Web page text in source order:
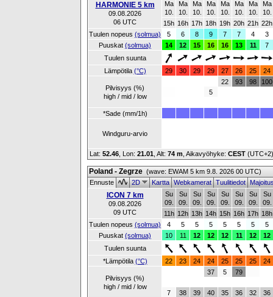
HARMONIE 5 km
09.08.2026
06 UTC
Ma
10.
Ma
10.
Ma
10.
Ma
10.
Ma
10.
Ma
10.
Ma
10.
Ma
10.
15h 16h 17h 18h 19h 20h 21h 22h
Tuulen nopeus (solmua) 5 6 8 9 7 7 4
3
Puuskat (solmua) 14 12 15 16 16 13 11
7
Tuulen suunta
Lämpötila (°C) 29 30 29 29 27 26 25 24
Pilvisyys (%)
high / mid / low
5
22 93 98 100
*Sade (mm/1h)
Windguru-arvio
Lat: 52.46 , Lon: 21.01 Alt: 74 m , Aikavyöhyke: CEST
Poland - Zegrze (wave: EWAM 5 km 9.8. 2026 00 UTC)
Ennuste
2D KarttaWebkameratTuulitiedot
ICON 7 km
09.08.2026
09 UTC
Su
09.
Su
09.
Su
09.
Su
09.
Su
09.
Su
09.
Su
09.
Su
09.
11h 12h 13h 14h 15h 16h 17h 18h
Tuulen nopeus (solmua) 4 5 5 5 5 5 5
5
Puuskat (solmua) 10 11 12 12 12 11 12
12
Tuulen suunta
*Lämpötila (°C) 22 23 24 24 25 25 25 24
Pilvisyys (%)
high / mid / low
7
38 39
37
40
5
35
79
36 32
36